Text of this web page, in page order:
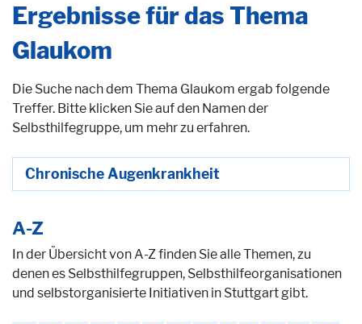
Ergebnisse für das Thema
Glaukom
Die Suche nach dem Thema Glaukom ergab folgende
Treffer. Bitte klicken Sie auf den Namen der
Selbsthilfegruppe, um mehr zu erfahren.
Chronische Augenkrankheit
A-Z
In der Übersicht von A-Z finden Sie alle Themen, zu
denen es Selbsthilfegruppen, Selbsthilfeorganisationen
und selbstorganisierte Initiativen in Stuttgart gibt.